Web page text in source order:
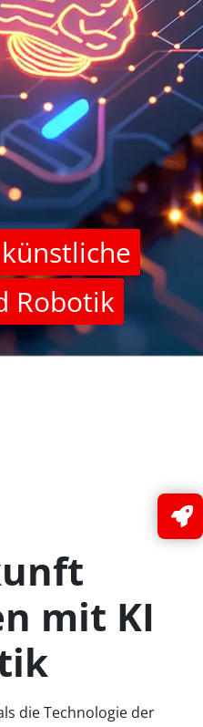
Robotik
mit KI
die Technologie der